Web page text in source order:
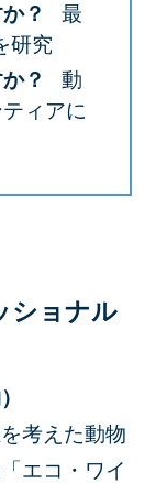
？
最
研究
？
動
ィアに
ショナル
考えた動物
エコ・ワイ